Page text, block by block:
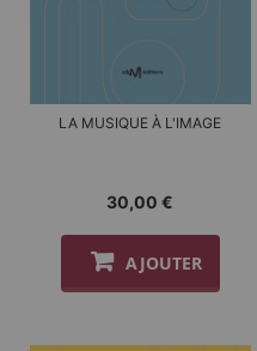
LA MUSIQUE À L'IMAGE
30,00 €
AJOUTER